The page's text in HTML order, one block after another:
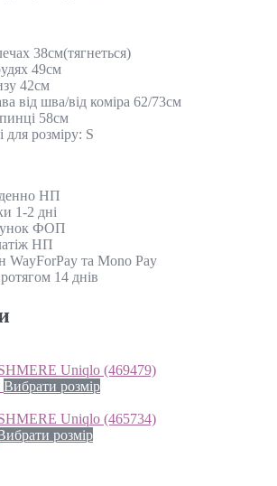
38см(тягнеться)
49см
42см
від шва/від коміра 62/73см
58см
для розміру: S
НП
1-2 дні
ФОП
НП
WayForPay та Mono Pay
14 днів
Uniqlo (469479)
Вибрати розмір
Uniqlo (465734)
розмір